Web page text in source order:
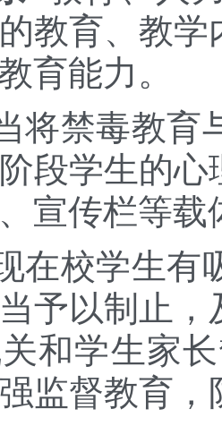
教育、教
育能力。
将禁毒教育
段学生的
宣传栏等
在校学生有
予以制止
和学生家
监督教育